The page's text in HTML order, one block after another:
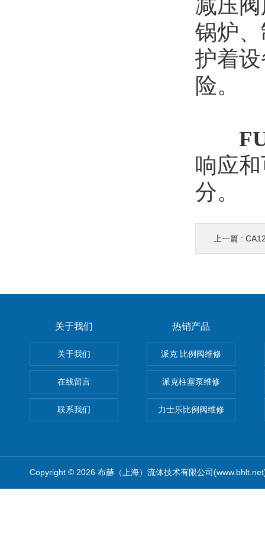
减压
锅炉
护着
险。
响应
分。
上一篇 :
关于我们
关于我们
在线留言
联系我们
热销产品
派克 比例阀维修
派克柱塞泵维修
力士乐比例阀维修
Copyright © 2026 布赫（上海）流体技术有限公司